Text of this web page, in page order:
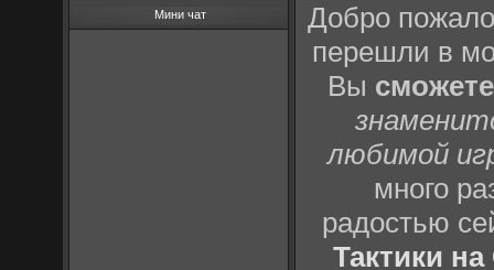
Мини чат
Добро
перешли в
Вы
любимой
много
радостью
Тактики